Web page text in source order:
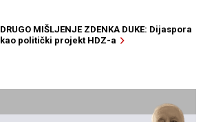
DRUGO MIŠLJENJE ZDENKA DUKE: Dijaspora
kao politički projekt HDZ-a